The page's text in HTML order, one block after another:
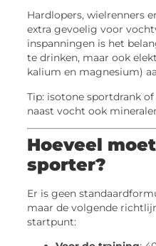
Hardlopers, wielrenners
extra gevoelig voor
inspanningen is het
te drinken, maar ook
kalium en magnesium)
Tip: isotone sportdrank
naast vocht ook
Hoeveel
sporter?
Er is geen
maar de volgende
startpunt: